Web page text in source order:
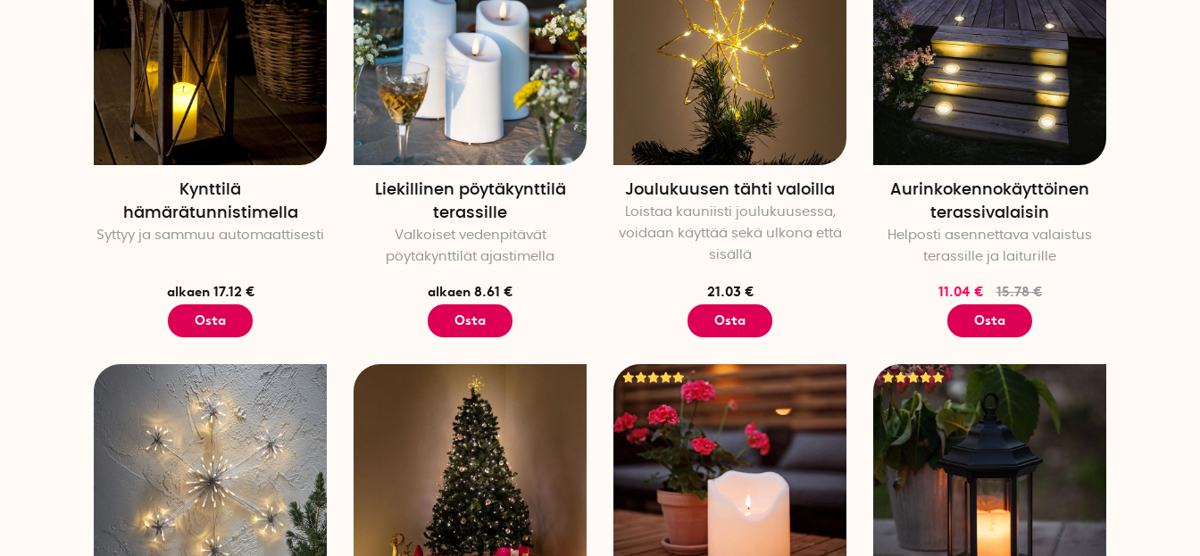
Kynttilä
hämärätunnistimella
Syttyy ja sammuu automaattisesti
alkaen 17.12 €
Osta
Liekillinen pöytäkynttilä
terassille
Valkoiset vedenpitävät
pöytäkynttilät ajastimella
alkaen 8.61 €
Osta
Joulukuusen tähti valoilla
Loistaa kauniisti joulukuusessa,
voidaan käyttää sekä ulkona että
sisällä
21.03 €
Osta
Aurinkokennokäyttöinen
terassivalaisin
Helposti asennettava valaistus
terassille ja laiturille
11.04 €
15.78 €
Osta